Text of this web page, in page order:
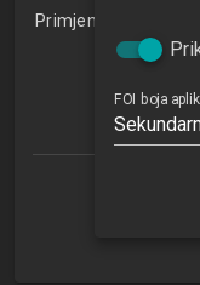
Primjena
FOI boja